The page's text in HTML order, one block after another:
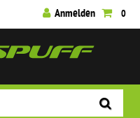
Anmelden 0